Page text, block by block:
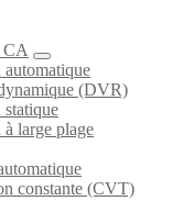
CA
automatique
(DVR)
statique
à large plage
constante (CVT)